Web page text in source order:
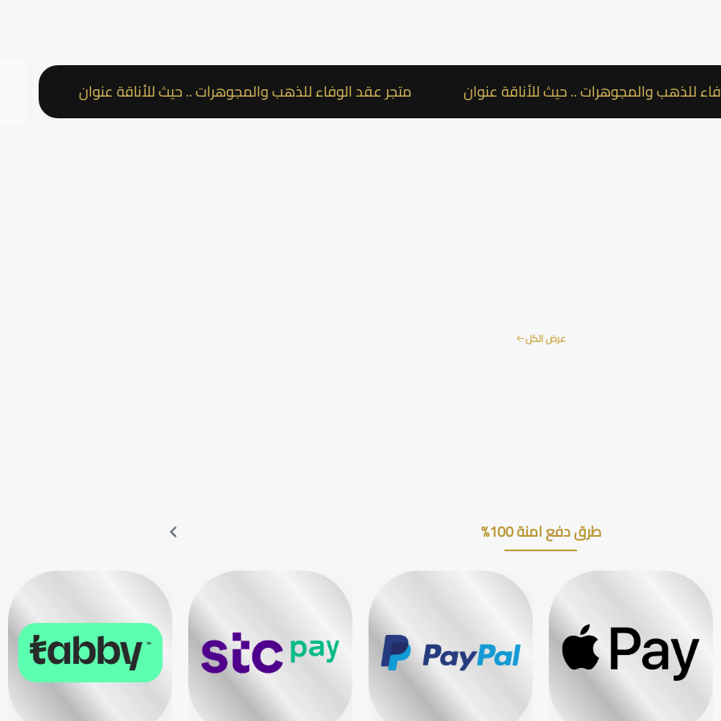
والمجوهرات .. حيث للأناقة عنوان متجر عقد الوفاء للذهب والمجوهرات .. حيث للأناقة عنوان متجر عقد
عرض الكل
طرق دفع امنة 100%